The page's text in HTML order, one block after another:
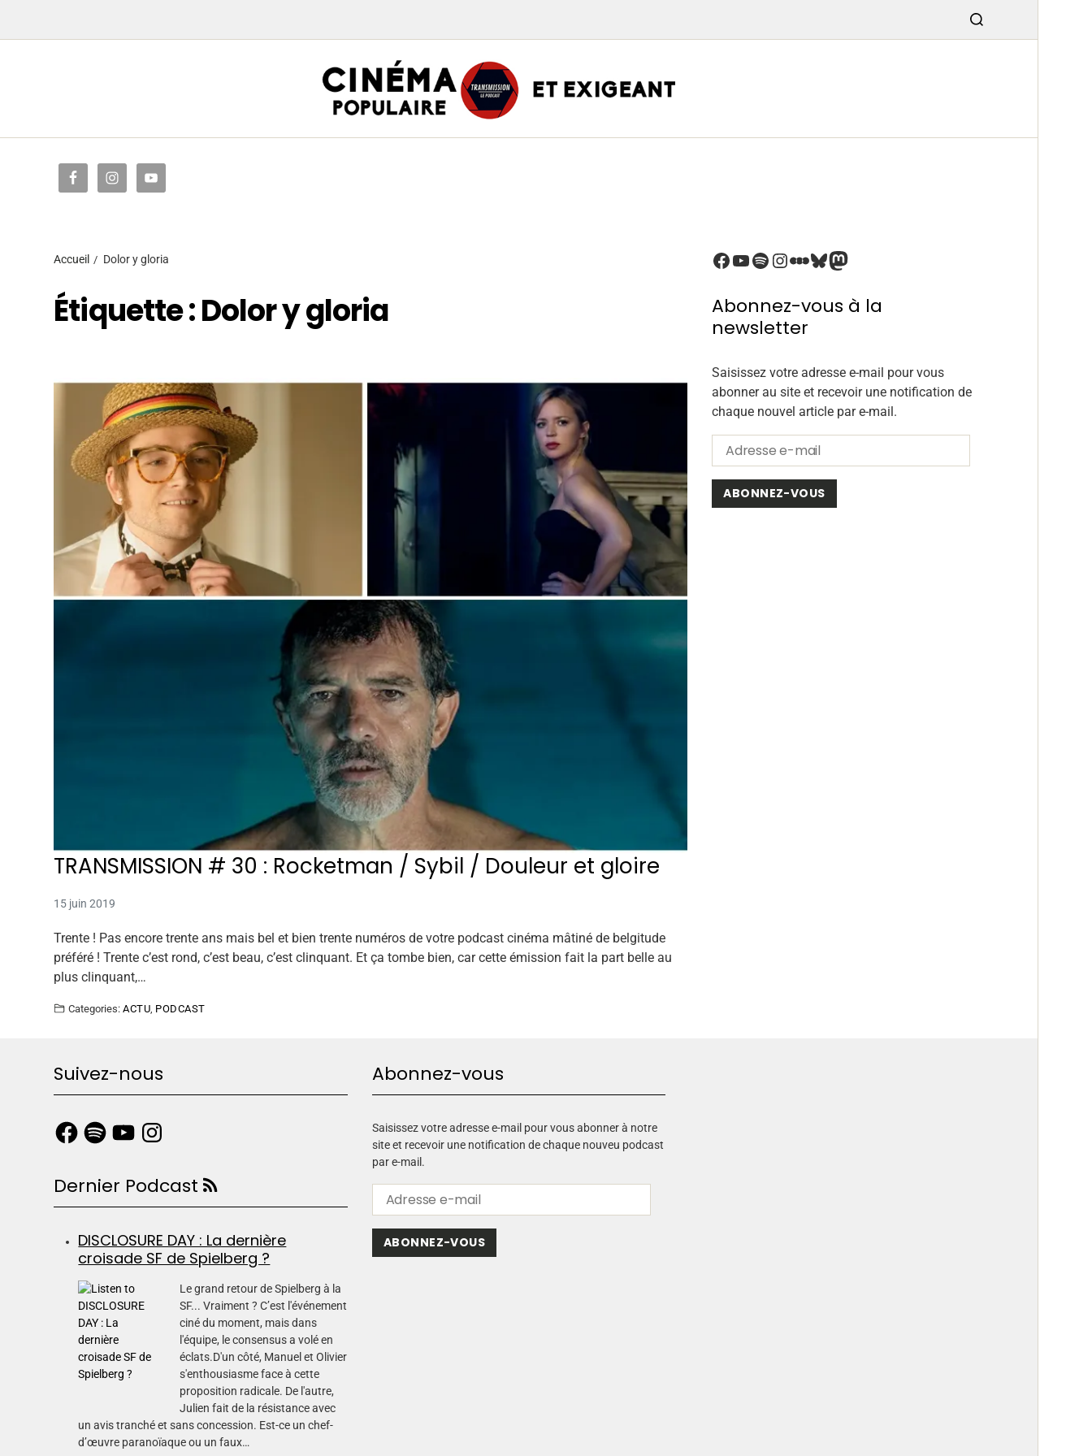
TRANSMISSIO
Accueil Dolor y gloria
Étiquette :Dolor y gloria
TRANSMISSION # 30 : Rocketman / Sybil / Douleur et gloire
15 juin 2019
Trente ! Pas encore trente ans mais bel et bien trente numéros de votre podcast cinéma mâtiné de belgitude
préféré ! Trente c’est rond, c’est beau, c’est clinquant. Et ça tombe bien, car cette émission fait la part belle au
plus clinquant,…
Categories: ACTU PODCAST
Abonnez-vous à la
newsletter
Saisissez votre adresse e-mail pour vous
abonner au site et recevoir une notification de
chaque nouvel article par e-mail.
ABONNEZ-VOUS
Suivez-nous
Dernier Podcast
DISCLOSURE DAY : La dernière
croisade SF de Spielberg ?
Le grand retour de Spielberg à la
SF... Vraiment ? C’est l'événement
ciné du moment, mais dans
l'équipe, le consensus a volé en
éclats.D'un côté, Manuel et Olivier
s'enthousiasme face à cette
proposition radicale. De l'autre,
Julien fait de la résistance avec
un avis tranché et sans concession. Est-ce un chef-
d’œuvre paranoïaque ou un faux…
Abonnez-vous
Saisissez votre adresse e-mail pour vous abonner à notre
site et recevoir une notification de chaque nouveu podcast
par e-mail.
ABONNEZ-VOUS